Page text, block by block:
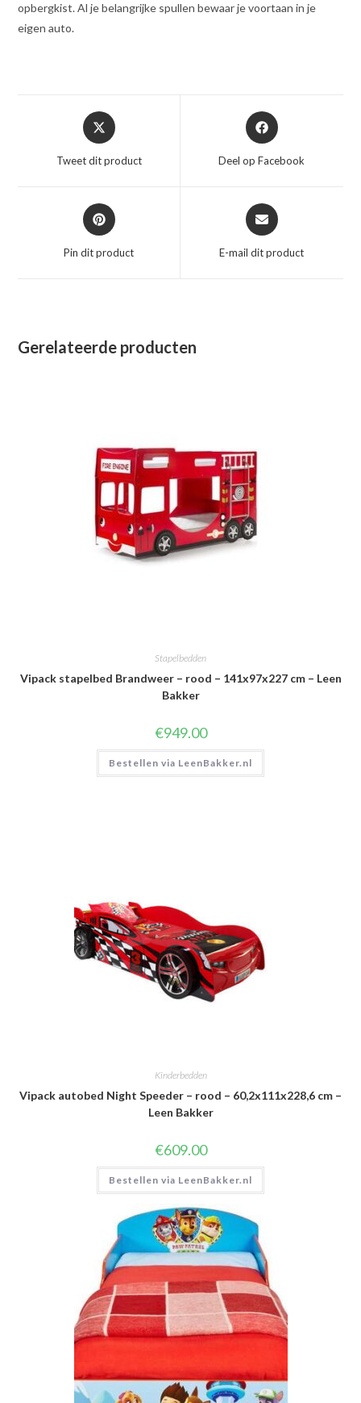
opbergkist. Al je belangrijke spullen bewaar je voortaan in je
eigen auto.
Opent
in
nieuw
Tweet dit product
Opent
in
nieuw
Deel op Facebook
Opent
in
nieuw
Pin dit product
Opent
in
nieuw
E-mail dit product
Gerelateerde producten
Stapelbedden
Vipack stapelbed Brandweer – rood – 141x97x227 cm – Leen
Bakker
€949.00
Bestellen via LeenBakker.nl
Kinderbedden
Vipack autobed Night Speeder – rood – 60,2x111x228,6 cm –
Leen Bakker
€609.00
Bestellen via LeenBakker.nl